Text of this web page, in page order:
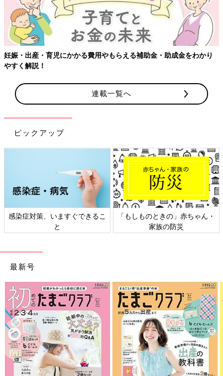
妊娠・出産・育児にかかる費用やもらえる補助金・助成金をわかり
やすく解説！
連載一覧へ
ピックアップ
感染症対策、いますぐできるこ
と
「もしものときの」赤ちゃん・
家族の防災
最新号